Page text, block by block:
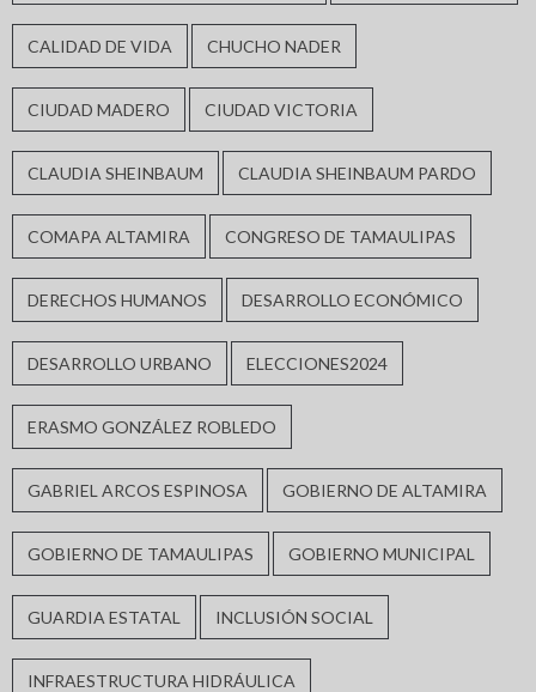
CALIDAD DE VIDA CHUCHO NADER
CIUDAD MADERO CIUDAD VICTORIA
CLAUDIA SHEINBAUM CLAUDIA SHEINBAUM PARDO
COMAPA ALTAMIRA CONGRESO DE TAMAULIPAS
DERECHOS HUMANOS DESARROLLO ECONÓMICO
DESARROLLO URBANO ELECCIONES2024
ERASMO GONZÁLEZ ROBLEDO
GABRIEL ARCOS ESPINOSA GOBIERNO DE ALTAMIRA
GOBIERNO DE TAMAULIPAS GOBIERNO MUNICIPAL
GUARDIA ESTATAL INCLUSIÓN SOCIAL
INFRAESTRUCTURA HIDRÁULICA